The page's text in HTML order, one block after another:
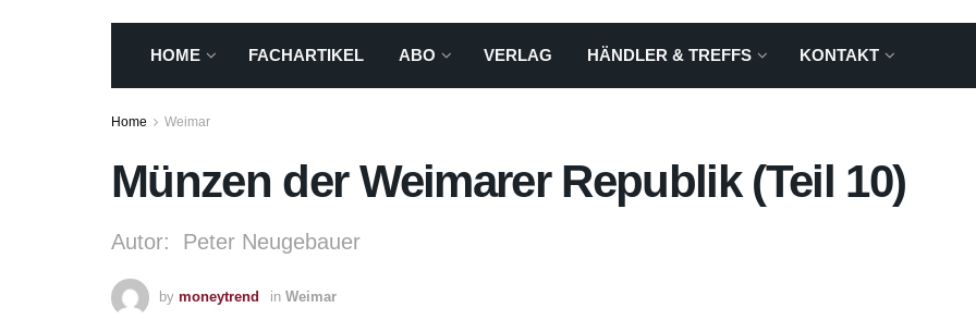
HOME FACHARTIKEL ABO VERLAG HÄNDLER & TREFFS KONTAKT
Home Weimar
Münzen der Weimarer Republik (Teil 10)
Autor: Peter Neugebauer
by moneytrend in Weimar